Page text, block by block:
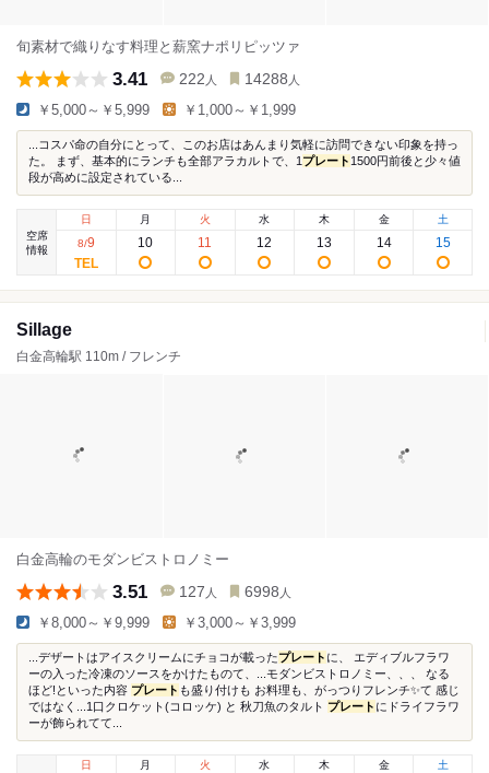
旬素材で織りなす料理と薪窯ナポリピッツァ
3.41 222 人 14288 人
￥5,000～￥5,999 ￥1,000～￥1,999
...コスパ命の自分にとって、このお店はあんまり気軽に訪問できない印象を持っ
た。 まず、基本的にランチも全部アラカルトで、1 プレート 1500円前後と少々値
段が高めに設定されている...
空席
情報
日
8/9
月
10
火
11
水
12
木
13
金
14
土
15
Sillage
白金高輪駅 110m / フレンチ
白金高輪のモダンビストロノミー
3.51 127 人 6998 人
￥8,000～￥9,999 ￥3,000～￥3,999
...デザートはアイスクリームにチョコが載ったプレート に、 エディブルフラワ
ーの入った冷凍のソースをかけたものて、...モダンビストロノミー、、、 なる
ほど!といった内容 プレート も盛り付けも お料理も、がっつりフレンチ✨て 感じ
ではなく...1口クロケット(コロッケ) と 秋刀魚のタルト プレート にドライフラワ
ーが飾られてて...
日
月 火 水 木 金 土